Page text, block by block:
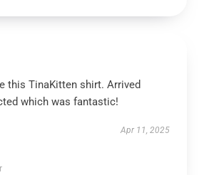
this TinaKitten shirt. Arrived
which was fantastic!
Apr 11, 2025